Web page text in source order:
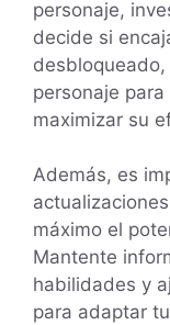
personaje,
decide si
personaje
maximizar su
Además, es
máximo el
Mantente
habilidades y
para adaptar